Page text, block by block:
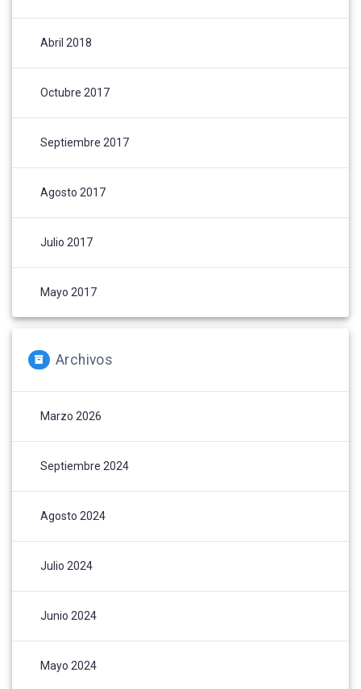
Abril 2018
Octubre 2017
Septiembre 2017
Agosto 2017
Julio 2017
Mayo 2017
Archivos
Marzo 2026
Septiembre 2024
Agosto 2024
Julio 2024
Junio 2024
Mayo 2024